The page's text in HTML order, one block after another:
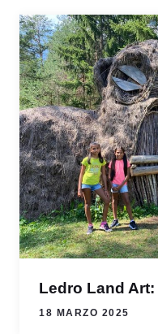
Ledro Land
18 MARZO 2025